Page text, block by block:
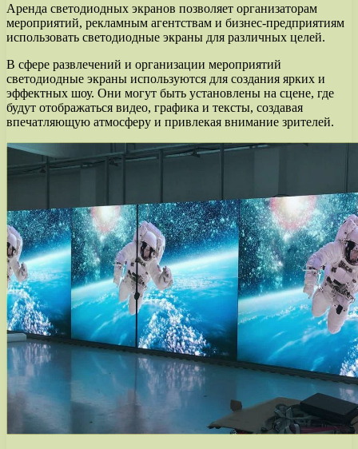
Аренда светодиодных экранов позволяет организаторам
мероприятий, рекламным агентствам и бизнес-предприятиям
использовать светодиодные экраны для различных целей.
В сфере развлечений и организации мероприятий
светодиодные экраны используются для создания ярких и
эффектных шоу. Они могут быть установлены на сцене, где
будут отображаться видео, графика и тексты, создавая
впечатляющую атмосферу и привлекая внимание зрителей.